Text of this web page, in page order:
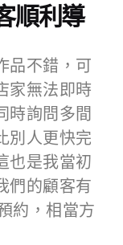
順利導
品不錯，可
家無法即時
時詢問多間
別人更快完
也是我當初
們的顧客有
約，相當方